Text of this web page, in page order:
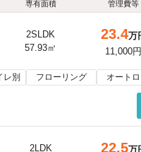
専有面積
管理費等
2SLDK
57.93㎡
23.4万
11,000円
レ別 フローリング オート
2LDK
22.5万